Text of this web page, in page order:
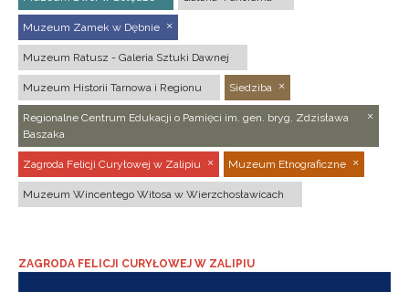
Muzeum Zamek w Dębnie
Muzeum Ratusz - Galeria Sztuki Dawnej
Muzeum Historii Tarnowa i Regionu Siedziba
Regionalne Centrum Edukacji o Pamięci im. gen. bryg. Zdzisława
Baszaka
Zagroda Felicji Curyłowej w Zalipiu Muzeum Etnograficzne
Muzeum Wincentego Witosa w Wierzchosławicach
ZAGRODA FELICJI CURYŁOWEJ W ZALIPIU